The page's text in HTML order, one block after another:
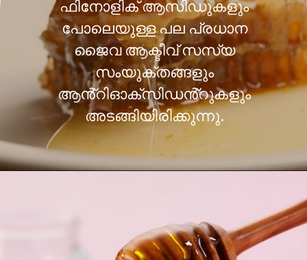
ഫിനോളിക് ആസിഡുകളും
പോലെയുള്ള പല പ്രധാന
ജൈവ ആക്ടീവ് സസ്യ
സംയുക്തങ്ങളും
ആൻ്റിഓക്‌സിഡൻ്റുകളും
അടങ്ങിയിരിക്കുന്നു.